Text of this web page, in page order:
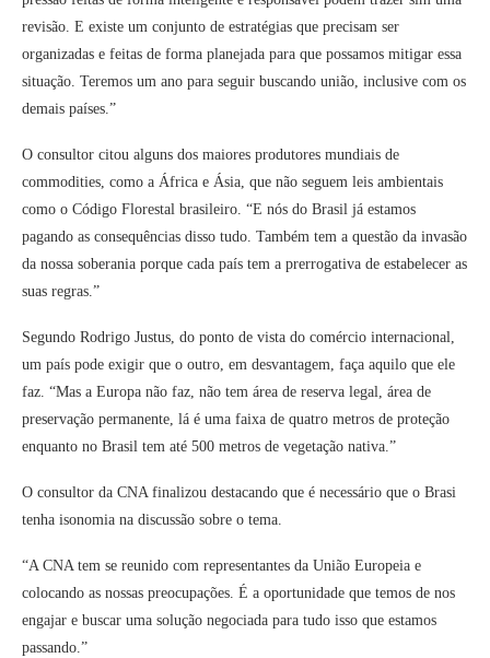
revisão. E existe um conjunto de estratégias que precisam ser
organizadas e feitas de forma planejada para que possamos mitigar essa
situação. Teremos um ano para seguir buscando união, inclusive com os
demais países.”
O consultor citou alguns dos maiores produtores mundiais de
commodities, como a África e Ásia, que não seguem leis ambientais
como o Código Florestal brasileiro. “E nós do Brasil já estamos
pagando as consequências disso tudo. Também tem a questão da invasão
da nossa soberania porque cada país tem a prerrogativa de estabelecer as
suas regras.”
Segundo Rodrigo Justus, do ponto de vista do comércio internacional,
um país pode exigir que o outro, em desvantagem, faça aquilo que ele
faz. “Mas a Europa não faz, não tem área de reserva legal, área de
preservação permanente, lá é uma faixa de quatro metros de proteção
enquanto no Brasil tem até 500 metros de vegetação nativa.”
O consultor da CNA finalizou destacando que é necessário que o Brasi
tenha isonomia na discussão sobre o tema.
“A CNA tem se reunido com representantes da União Europeia e
colocando as nossas preocupações. É a oportunidade que temos de nos
engajar e buscar uma solução negociada para tudo isso que estamos
passando.”